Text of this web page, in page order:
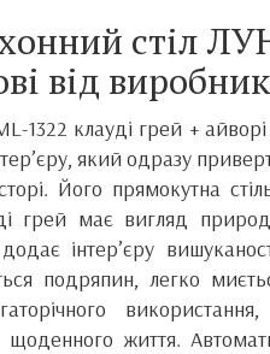
стіл
від
1322 клауді грей +
який одразу
Його прямокутна
грей має вигляд
інтер’єру
подряпин, легко
життя.